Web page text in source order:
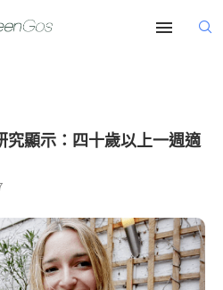
顯示：四十歲以上一週適